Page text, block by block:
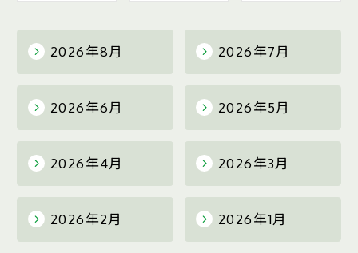
2026年8月 2026年7月
2026年6月 2026年5月
2026年4月 2026年3月
2026年2月 2026年1月